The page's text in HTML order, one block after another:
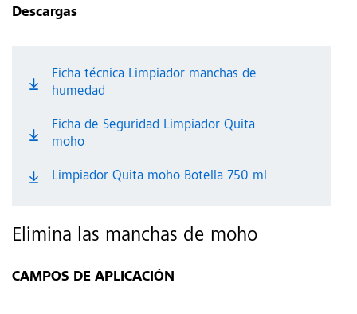
Descargas
Ficha técnica Limpiador manchas de
humedad
Ficha de Seguridad Limpiador Quita
moho
Limpiador Quita moho Botella 750 ml
Elimina las manchas de moho
CAMPOS DE APLICACIÓN